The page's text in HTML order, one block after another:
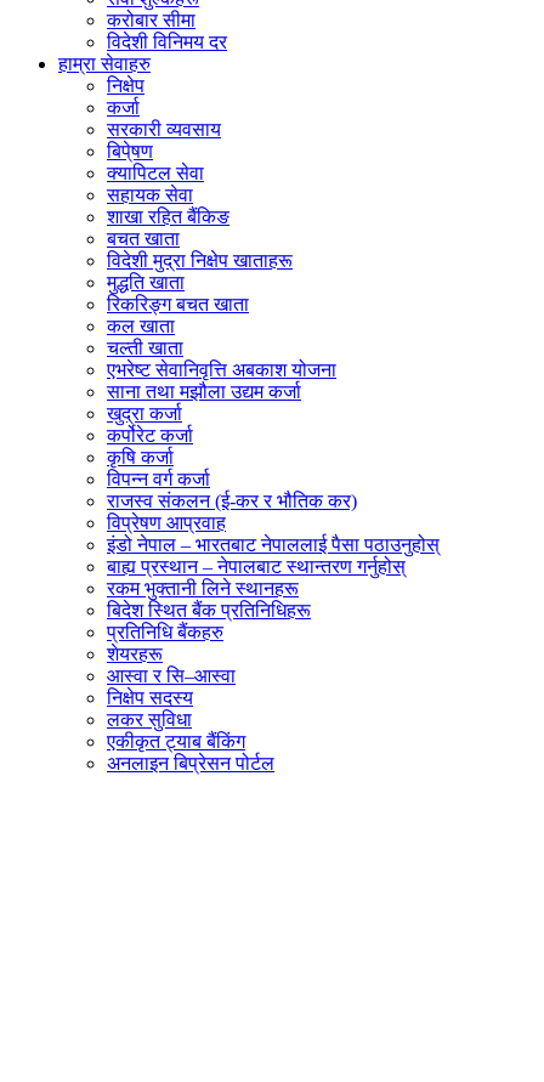
करोबार सीमा
विदेशी विनिमय दर
हाम्रा सेवाहरु
निक्षेप
कर्जा
सरकारी व्यवसाय
बिपे्षण
क्यापिटल सेवा
सहायक सेवा
शाखा रहित बैंकिङ
बचत खाता
विदेशी मुद्रा निक्षेप खाताहरू
मुद्धति खाता
रिकरिङ्ग बचत खाता
कल खाता
चल्ती खाता
एभरेष्ट सेवानिवृत्ति अबकाश योजना
साना तथा मझौला उद्यम कर्जा
खुद्रा कर्जा
कर्पोरेट कर्जा
कृषि कर्जा
विपन्न वर्ग कर्जा
राजस्व संकलन (ई-कर र भौतिक कर)
विप्रेषण आप्रवाह
इंडो नेपाल – भारतबाट नेपाललाई पैसा पठाउनुहोस्
बाह्य प्रस्थान – नेपालबाट स्थान्तरण गर्नुहोस्
रकम भुक्तानी लिने स्थानहरू
बिदेश स्थित बैंक प्रतिनिधिहरू
प्रतिनिधि बैंकहरु
शेयरहरू
आस्वा र सि–आस्वा
निक्षेप सदस्य
लकर सुविधा
एकीकृत ट्याब बैंकिंग
अनलाइन बिप्रेसन पोर्टल